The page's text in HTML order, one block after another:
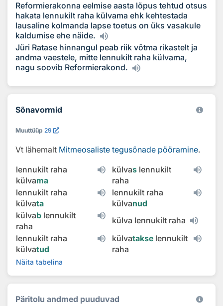
Reformierakonna eelmise aasta lõpus tehtud otsus
hakata lennukilt raha külvama ehk kehtestada
lausaline kolmanda lapse toetus on üks vasakule
kaldumise ehe näide.
Jüri Ratase hinnangul peab riik võtma rikastelt ja
andma vaestele, mitte lennukilt raha külvama,
nagu soovib Reformierakond.
Sõnavormid
Muuttüüp 29
Vt lähemalt Mitmeosaliste tegusõnade pööramine.
lennukilt raha
külvama
külvas lennukilt
raha
lennukilt raha
külvata
lennukilt raha
külvanud
külvab lennukilt
raha
külva lennukilt raha
lennukilt raha
külvatud
külvatakse lennukilt
raha
Näita tabelina
Päritolu andmed puuduvad